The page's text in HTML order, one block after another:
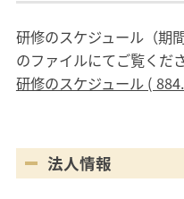
研修のスケジュール（期
のファイルにてご覧くだ
研修のスケジュール (
法人情報